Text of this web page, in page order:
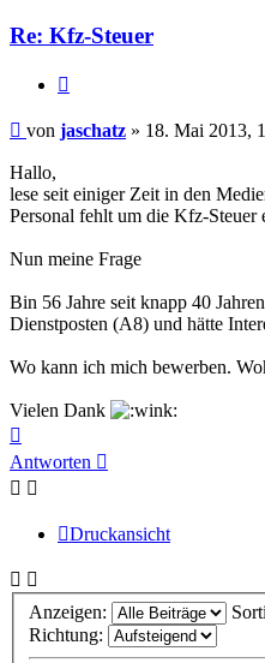
Re: Kfz-Steuer
Beitrag
von jaschatz » 18. Mai 2013,
Hallo,
lese seit einiger Zeit in den
Personal fehlt um die Kfz-
Nun meine Frage
Bin 56 Jahre seit knapp 40
Dienstposten (A8) und hätte
Wo kann ich mich bewerben.
Vielen Dank
oben
Antworten
Druckansicht
Anzeigen:
Richtung: